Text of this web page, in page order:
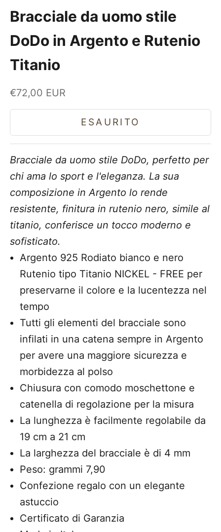
Bracciale da uomo stile
DoDo in Argento e Rutenio
Titanio
Prezzo scontato
€72,00 EUR
ESAURITO
Bracciale da uomo stile DoDo, perfetto per
chi ama lo sport e l'eleganza. La sua
composizione in Argento lo rende
resistente, finitura in rutenio nero, simile al
titanio, conferisce un tocco moderno e
sofisticato.
Argento 925 Rodiato bianco e nero
Rutenio tipo Titanio NICKEL - FREE per
preservarne il colore e la lucentezza nel
tempo
Tutti gli elementi del bracciale sono
infilati in una catena sempre in Argento
per avere una maggiore sicurezza e
morbidezza al polso
Chiusura con comodo moschettone e
catenella di regolazione per la misura
La lunghezza è facilmente regolabile da
19 cm a 21 cm
La larghezza del bracciale è di 4 mm
Peso: grammi 7,90
Confezione regalo con un elegante
astuccio
Certificato di Garanzia